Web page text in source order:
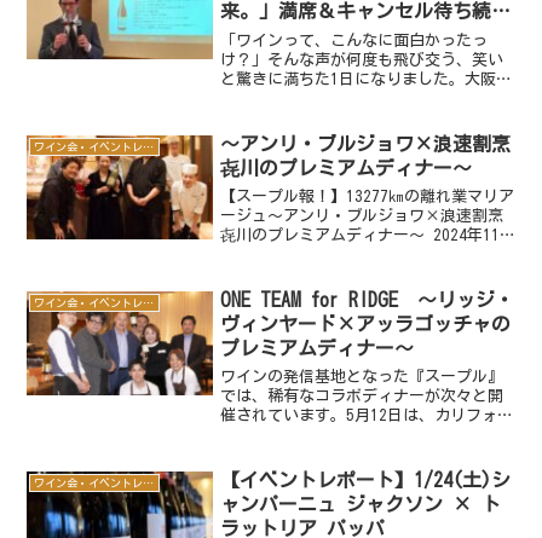
来。」満席＆キャンセル待ち続
出！Ｍ.シャプティエ来日セミナ
ー、熱狂の1日を完全レポート
「ワインって、こんなに面白かったっ
け？」そんな声が何度も飛び交う、笑い
と驚きに満ちた1日になりました。大阪で
寺のワインサロン スープルで開催した
「Ｍ.シャプティエ テ...
ワイン会・イベントレポート
～アンリ・ブルジョワ×浪速割烹
㐂川のプレミアムディナー～
【スープル報！】13277㎞の離れ業マリア
ージュ～アンリ・ブルジョワ×浪速割烹
㐂川のプレミアムディナー～ 2024年11
割烹 㐂川』の上野 修さんが采配を振る
って...
ワイン会・イベントレポート
ONE TEAM for RIDGE ～リッジ・
ヴィンヤード×アッラゴッチャの
プレミアムディナー～
ワインの発信基地となった『スープル』
では、稀有なコラボディナーが次々と開
催されています。5月12日は、カリフォル
本町の人気イタリアン『Alla
Goccia（ア...
ワイン会・イベントレポート
【イベントレポート】1/24(土)シ
ャンパーニュ ジャクソン × ト
ラットリア パッパ